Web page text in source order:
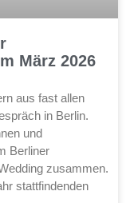
März 2026
aus fast allen
in Berlin.
und
Berliner
zusammen.
stattfindenden